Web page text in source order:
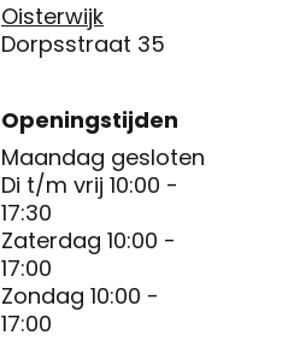
Oisterwijk
Dorpsstraat 35
Openingstijden
Maandag gesloten
Di t/m vrij 10:00 -
17:30
Zaterdag 10:00 -
17:00
Zondag 10:00 -
17:00